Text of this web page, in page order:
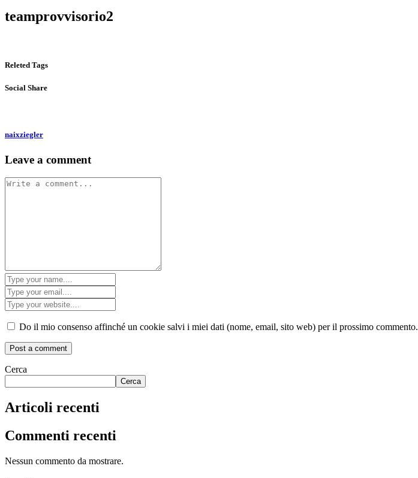
teamprovvisorio2
Releted Tags
Social Share
naixziegler
Leave a comment
Do il mio consenso affinché un cookie salvi i miei dati (nome, email, sito web) per il prossimo commento.
Cerca
Cerca
Articoli recenti
Commenti recenti
Nessun commento da mostrare.